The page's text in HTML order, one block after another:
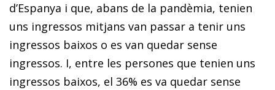
d’Espanya i que, abans de la pandèmia, tenien
uns ingressos mitjans van passar a tenir uns
ingressos baixos o es van quedar sense
ingressos. I, entre les persones que tenien uns
ingressos baixos, el 36% es va quedar sense